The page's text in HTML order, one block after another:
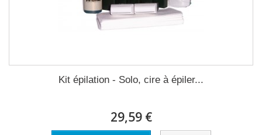
Kit épilation - Solo, cire à épiler...
29,59 €